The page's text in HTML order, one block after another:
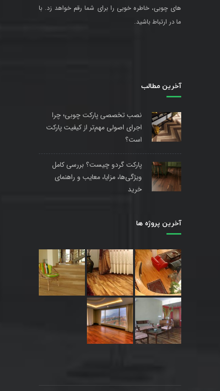
های چوبی، خاطره خوبی را برای شما رقم خواهد زد. با
ما در ارتباط باشید.
آخرین مطالب
نصب تخصصی پارکت چوبی؛ چرا
اجرای اصولی مهم‌تر از کیفیت پارکت
است؟
پارکت گردو چیست؟ بررسی کامل
ویژگی‌ها، مزایا، معایب و راهنمای
خرید
آخرین پروژه ها